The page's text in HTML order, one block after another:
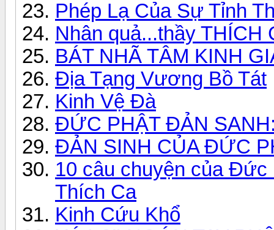
Phép Lạ Của Sự Tỉnh
Nhân quả...thầy THÍCH
BÁT NHÃ TÂM KINH
Địa Tạng Vương Bồ Tát
Kinh Vệ Đà
ĐỨC PHẬT ĐẢN
ĐẢN SINH CỦA ĐỨC
10 câu chuyện của
Thích Ca
Kinh Cứu Khổ